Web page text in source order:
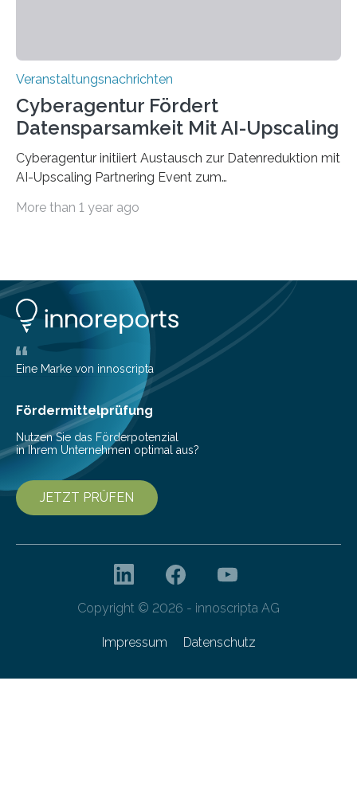
Veranstaltungsnachrichten
Cyberagentur Fördert
Datensparsamkeit Mit AI-Upscaling
Cyberagentur initiiert Austausch zur Datenreduktion mit
AI-Upscaling Partnering Event zum
innovative DatenverarbeitungDie Agentur für
Entwicklung von Technologien zur gezielten
Datenreduktion und Rekonstruktion in schwierigen
Kommunikationsumgebungen. Das Event dient der
Vernetzung potenzieller Forschungspartner und der
Vorbereitung der Programmausschreibung. Die
Cyberagentur organisiert am 25. März 2025, von 14:00
bis 16:00 Uhr, ein virtuelles Partnering Event zum
Forschungsprogramm „Datenrekonstruktion…
More than 1 year ago
Eine Marke von innoscripta
Fördermittelprüfung
Nutzen Sie das Förderpotenzial
in Ihrem Unternehmen optimal aus?
JETZT PRÜFEN
Copyright © 2026 - innoscripta AG
Impressum Datenschutz